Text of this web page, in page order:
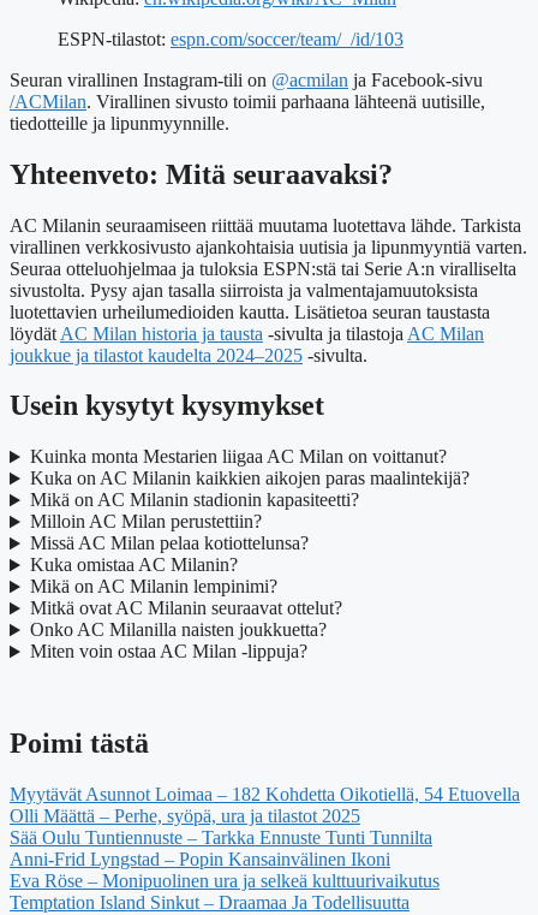
ESPN-tilastot: espn.com/soccer/team/_/id/103
Seuran virallinen Instagram-tili on @acmilan ja Facebook-sivu
/ACMilan. Virallinen sivusto toimii parhaana lähteenä uutisille,
tiedotteille ja lipunmyynnille.
Yhteenveto: Mitä seuraavaksi?
AC Milanin seuraamiseen riittää muutama luotettava lähde. Tarkista
virallinen verkkosivusto ajankohtaisia uutisia ja lipunmyyntiä varten.
Seuraa otteluohjelmaa ja tuloksia ESPN:stä tai Serie A:n viralliselta
sivustolta. Pysy ajan tasalla siirroista ja valmentajamuutoksista
luotettavien urheilumedioiden kautta. Lisätietoa seuran taustasta
löydät AC Milan historia ja tausta -sivulta ja tilastoja AC Milan
joukkue ja tilastot kaudelta 2024–2025 -sivulta.
Usein kysytyt kysymykset
Kuinka monta Mestarien liigaa AC Milan on voittanut?
Kuka on AC Milanin kaikkien aikojen paras maalintekijä?
Mikä on AC Milanin stadionin kapasiteetti?
Milloin AC Milan perustettiin?
Missä AC Milan pelaa kotiottelunsa?
Kuka omistaa AC Milanin?
Mikä on AC Milanin lempinimi?
Mitkä ovat AC Milanin seuraavat ottelut?
Onko AC Milanilla naisten joukkuetta?
Miten voin ostaa AC Milan -lippuja?
Poimi tästä
Myytävät Asunnot Loimaa – 182 Kohdetta Oikotiellä, 54 Etuovella
Olli Määttä – Perhe, syöpä, ura ja tilastot 2025
Sää Oulu Tuntiennuste – Tarkka Ennuste Tunti Tunnilta
Anni-Frid Lyngstad – Popin Kansainvälinen Ikoni
Eva Röse – Monipuolinen ura ja selkeä kulttuurivaikutus
Temptation Island Sinkut – Draamaa Ja Todellisuutta